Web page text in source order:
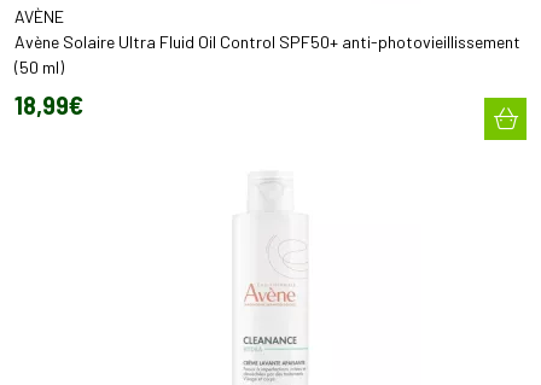
AVÈNE
Avène Solaire Ultra Fluid Oil Control SPF50+ anti-photovieillissement
(50 ml)
18,99€